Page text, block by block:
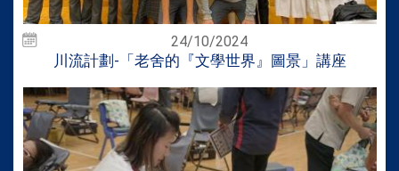
24/10/2024
川流計劃-「老舍的『文學世界』圖景」講座